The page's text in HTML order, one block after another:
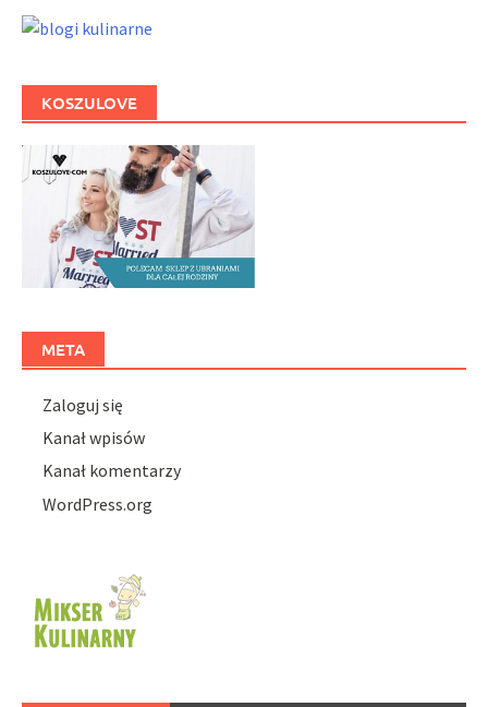
KOSZULOVE
META
Zaloguj się
Kanał wpisów
Kanał komentarzy
WordPress.org